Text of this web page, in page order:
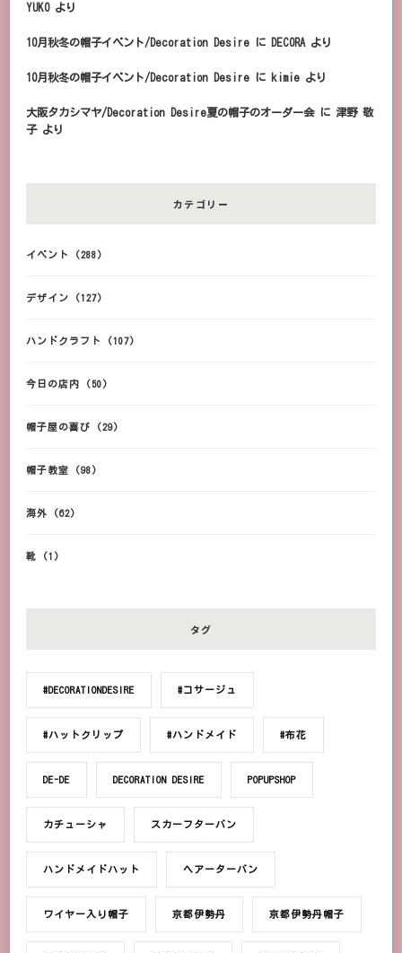
YUKOより
10月秋冬の帽子イベント/Decoration Desire に DECORA より
10月秋冬の帽子イベント/Decoration Desire に kimie より
大阪タカシマヤ/Decoration Desire夏の帽子のオーダー会に 津野 敬
子より
カテゴリー
イベント (288)
デザイン (127)
ハンドクラフト (107)
今日の店内 (50)
帽子屋の喜び (29)
帽子教室 (98)
海外 (62)
靴 (1)
タグ
#DECORATIONDESIRE #コサージュ
#ハットクリップ #ハンドメイド #布花
DE-DE DECORATION DESIRE POPUPSHOP
カチューシャ スカーフターバン
ハンドメイドハット ヘアーターバン
ワイヤー入り帽子 京都伊勢丹 京都伊勢丹帽子